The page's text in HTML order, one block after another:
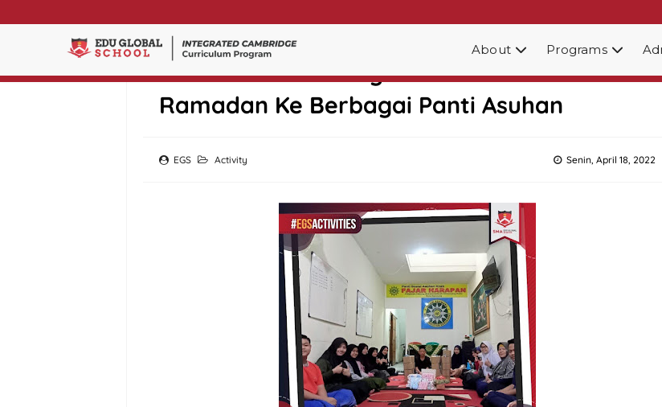
About Programs
SMA Edu Global Bagikan Paket Bantuan
Ramadan Ke Berbagai Panti Asuhan
EGS Senin, April 18, 2022
Activity